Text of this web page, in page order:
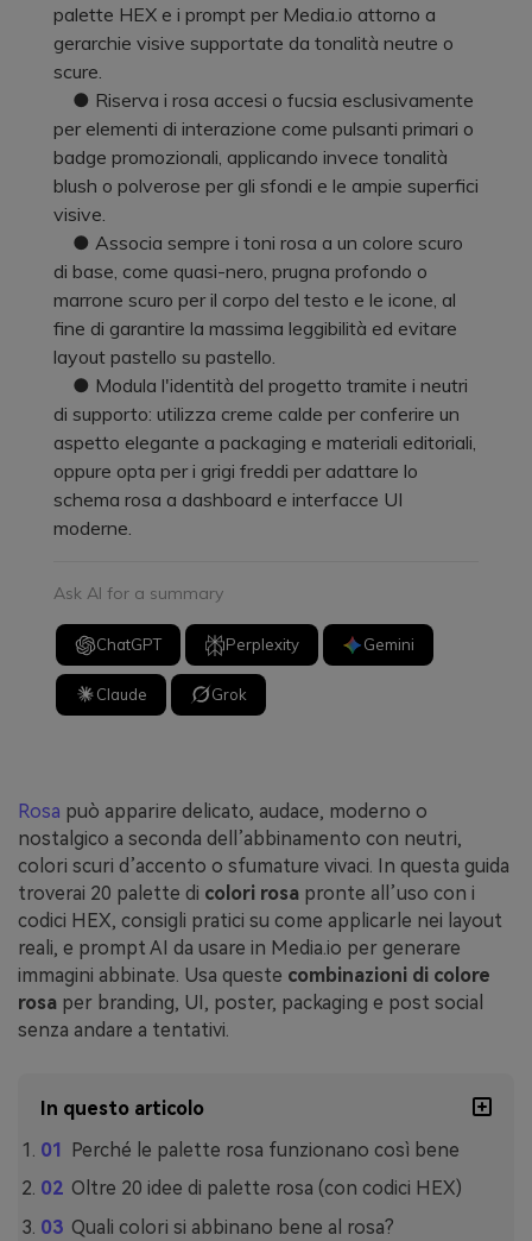
palette HEX e i prompt per Media.io attorno a
gerarchie visive supportate da tonalità neutre o
scure.
● Riserva i rosa accesi o fucsia esclusivamente
per elementi di interazione come pulsanti primari o
badge promozionali, applicando invece tonalità
blush o polverose per gli sfondi e le ampie superfici
visive.
● Associa sempre i toni rosa a un colore scuro
di base, come quasi-nero, prugna profondo o
marrone scuro per il corpo del testo e le icone, al
fine di garantire la massima leggibilità ed evitare
layout pastello su pastello.
● Modula l'identità del progetto tramite i neutri
di supporto: utilizza creme calde per conferire un
aspetto elegante a packaging e materiali editoriali,
oppure opta per i grigi freddi per adattare lo
schema rosa a dashboard e interfacce UI
moderne.
Ask AI for a summary
ChatGPT Perplexity Gemini
Claude Grok
Rosa può apparire delicato, audace, moderno o
nostalgico a seconda dell’abbinamento con neutri,
colori scuri d’accento o sfumature vivaci. In questa guida
troverai 20 palette di colori rosa pronte all’uso con i
codici HEX, consigli pratici su come applicarle nei layout
reali, e prompt AI da usare in Media.io per generare
immagini abbinate. Usa queste combinazioni di colore
rosa per branding, UI, poster, packaging e post social
senza andare a tentativi.
In questo articolo
Perché le palette rosa funzionano così bene
Oltre 20 idee di palette rosa (con codici HEX)
Quali colori si abbinano bene al rosa?